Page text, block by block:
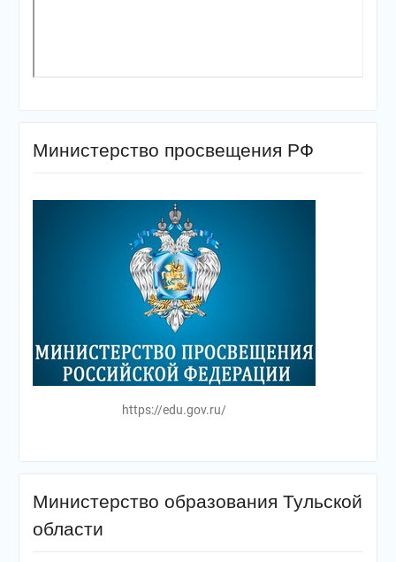
Министерство просвещения РФ
https://edu.gov.ru/
Министерство образования Тульской
области